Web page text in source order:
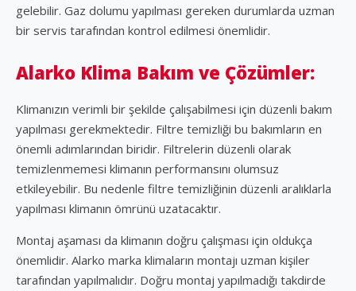
gelebilir. Gaz dolumu yapılması gereken durumlarda uzman
bir servis tarafından kontrol edilmesi önemlidir.
Alarko Klima Bakım ve Çözümler:
Klimanızın verimli bir şekilde çalışabilmesi için düzenli bakım
yapılması gerekmektedir. Filtre temizliği bu bakımların en
önemli adımlarından biridir. Filtrelerin düzenli olarak
temizlenmemesi klimanın performansını olumsuz
etkileyebilir. Bu nedenle filtre temizliğinin düzenli aralıklarla
yapılması klimanın ömrünü uzatacaktır.
Montaj aşaması da klimanın doğru çalışması için oldukça
önemlidir. Alarko marka klimaların montajı uzman kişiler
tarafından yapılmalıdır. Doğru montaj yapılmadığı takdirde